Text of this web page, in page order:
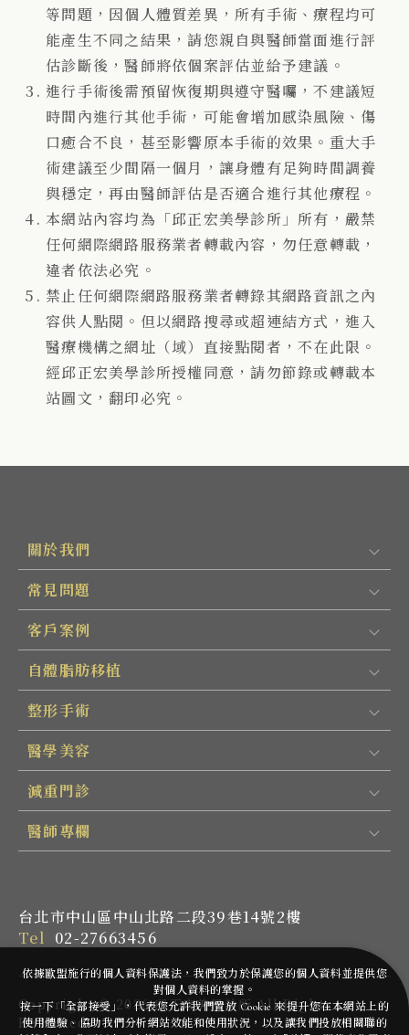
等問題，因個人體質差異，所有手術、療程均可
能產生不同之結果，請您親自與醫師當面進行評
估診斷後，醫師將依個案評估並給予建議。
進行手術後需預留恢復期與遵守醫囑，不建議短
時間內進行其他手術，可能會增加感染風險、傷
口癒合不良，甚至影響原本手術的效果。重大手
術建議至少間隔一個月，讓身體有足夠時間調養
與穩定，再由醫師評估是否適合進行其他療程。
本網站內容均為「邱正宏美學診所」所有，嚴禁
任何網際網路服務業者轉載內容，勿任意轉載，
違者依法必究。
禁止任何網際網路服務業者轉錄其網路資訊之內
容供人點閱。但以網路搜尋或超連結方式，進入
醫療機構之網址（域）直接點閱者，不在此限。
經邱正宏美學診所授權同意，請勿節錄或轉載本
站圖文，翻印必究。
關於我們
常見問題
客戶案例
自體脂肪移植
整形手術
醫學美容
減重門診
醫師專欄
台北市中山區中山北路二段39巷14號2樓
Tel 02-27663456
Copyright © 2026 邱正宏美學診所 All Rights
Reserved.
依據歐盟施行的個人資料保護法，我們致力於保護您的個人資料並提供您
對個人資料的掌握。
按一下「全部接受」，代表您允許我們置放 Cookie 來提升您在本網站上的
使用體驗、協助我們分析網站效能和使用狀況，以及讓我們投放相關聯的